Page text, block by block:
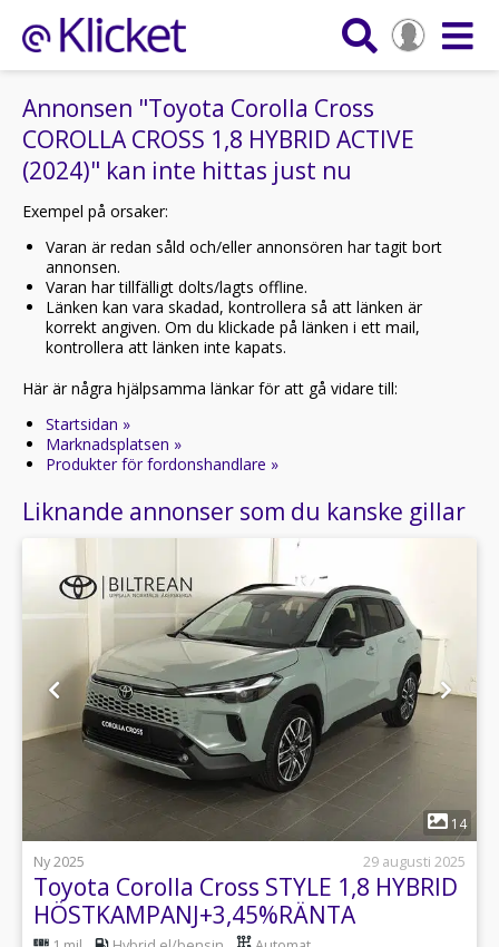
Annonsen "Toyota Corolla Cross
COROLLA CROSS 1,8 HYBRID ACTIVE
(2024)" kan inte hittas just nu
Exempel på orsaker:
Varan är redan såld och/eller annonsören har tagit bort
annonsen.
Varan har tillfälligt dolts/lagts offline.
Länken kan vara skadad, kontrollera så att länken är
korrekt angiven. Om du klickade på länken i ett mail,
kontrollera att länken inte kapats.
Här är några hjälpsamma länkar för att gå vidare till:
Startsidan »
Marknadsplatsen »
Produkter för fordonshandlare »
Liknande annonser som du kanske gillar
1
14
Ny 2025
29 augusti 2025
Toyota Corolla Cross STYLE 1,8 HYBRID
HÖSTKAMPANJ+3,45%RÄNTA